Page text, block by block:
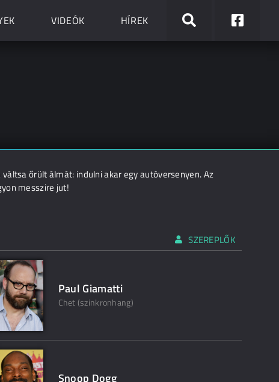
VIDEÓK HÍREK
őrült álmát: indulni akar egy autóversenyen. Az
messzire jut!
SZEREPLŐK
Paul Giamatti
Chet (szinkronhang)
Snoop Dogg